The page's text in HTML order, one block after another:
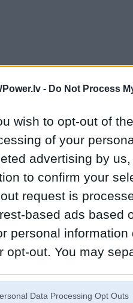
- Do Not Process
wish to opt-out of
of your
advertising by
to confirm your
request is
based ads based
personal
opt-out. You may
Data Processing Opt Outs